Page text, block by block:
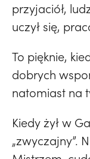
przyjaciół,
uczył się,
To pięknie,
dobrych
natomiast na
Kiedy żył w
„zwyczajny”.